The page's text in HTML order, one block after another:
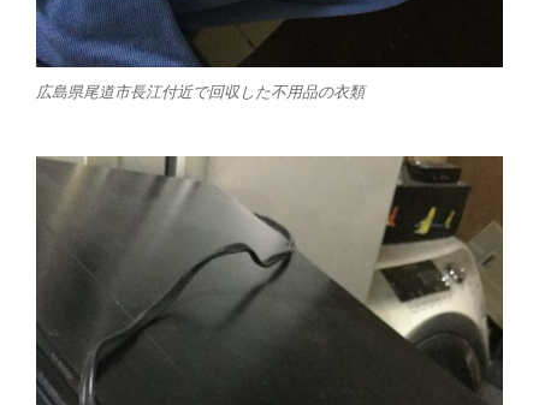
広島県尾道市長江付近で回収した不用品の衣類